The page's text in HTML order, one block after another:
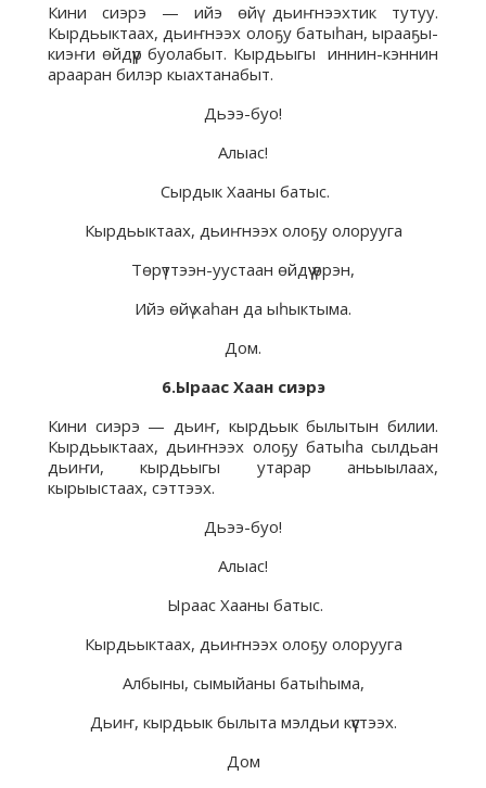
Кини сиэрэ — ийэ өйү дьиҥнээхтик тутуу.
Кырдьыктаах, дьиҥнээх олоҕу батыһан, ырааҕы-
киэҥи өйдүүр буолабыт. Кырдьыгы иннин-кэннин
арааран билэр кыахтанабыт.
Дьээ-буо!
Алыас!
Сырдык Хааны батыс.
Кырдьыктаах, дьиҥнээх олоҕу олорууга
Төрүттээн-уустаан өйдүү үөрэн,
Ийэ өйү хаһан да ыһыктыма.
Дом.
6.Ыраас Хаан сиэрэ
Кини сиэрэ — дьиҥ, кырдьык былытын билии.
Кырдьыктаах, дьиҥнээх олоҕу батыһа сылдьан
дьиҥи, кырдьыгы утарар аньыылаах,
кырыыстаах, сэттээх.
Дьээ-буо!
Алыас!
Ыраас Хааны батыс.
Кырдьыктаах, дьиҥнээх олоҕу олорууга
Албыны, сымыйаны батыһыма,
Дьиҥ, кырдьык былыта мэлдьи күүстээх.
Дом